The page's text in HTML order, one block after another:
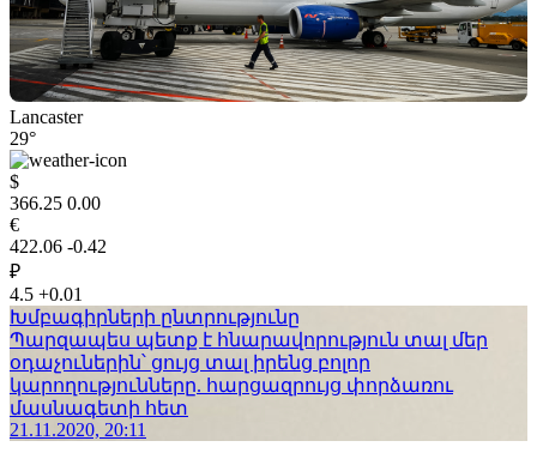
Lancaster
29°
$
366.25 0.00
€
422.06 -0.42
₽
4.5 +0.01
Խմբագիրների ընտրությունը
Պարզապես պետք է հնարավորություն տալ մեր
օդաչուներին՝ ցույց տալ իրենց բոլոր
կարողությունները. հարցազրույց փորձառու
մասնագետի հետ
21.11.2020, 20:11